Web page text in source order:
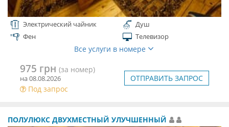
Электрический чайник
Душ
Фен
Телевизор
Все услуги в номере
975 грн (за номер)
на 08.08.2026
Под запрос
ОТПРАВИТЬ ЗАПРОС
ПОЛУЛЮКС ДВУХМЕСТНЫЙ УЛУЧШЕННЫЙ